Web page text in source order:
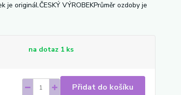
je originál.ČESKÝ VÝROBEKPrůměr ozdoby je
na dotaz 1 ks
Přidat do košíku